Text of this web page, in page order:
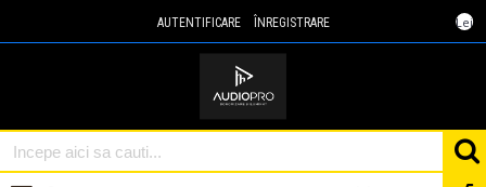
Lei
AUTENTIFICARE ÎNREGISTRARE